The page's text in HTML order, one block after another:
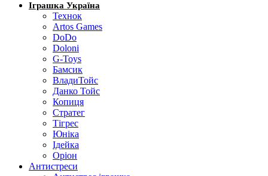
Іграшка Україна
Технок
Artos Games
DoDo
Doloni
G-Toys
Бамсик
ВладиТойс
Данко Тойс
Копиця
Стратег
Тігрес
Юніка
Ідейка
Оріон
Антистреси